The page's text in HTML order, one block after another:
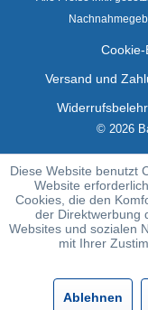
Cookie-
Versand und
© 2026
Diese Website benutzt
Website
Cookies, die den
der Direktwerbung
Websites und sozialen
mit Ihrer
Ablehnen